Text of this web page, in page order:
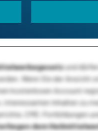
und
Wenn Sie der Ansicht
kostenlosen Account
interessanten Inhalten zu
CME-Fortbildungen
dem